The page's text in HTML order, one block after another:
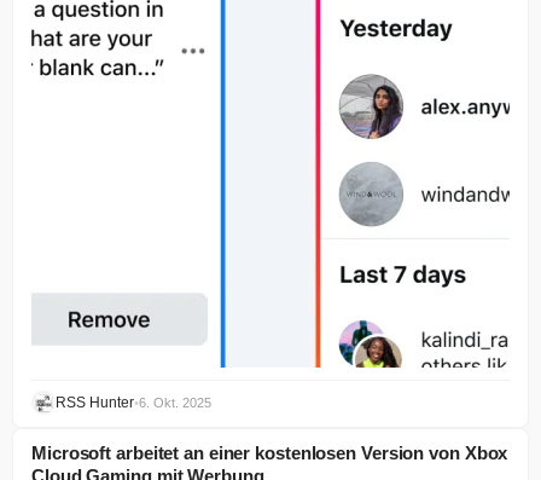
RSS Hunter•6. Okt. 2025
Microsoft arbeitet an einer kostenlosen Version von Xbox
Cloud Gaming mit Werbung